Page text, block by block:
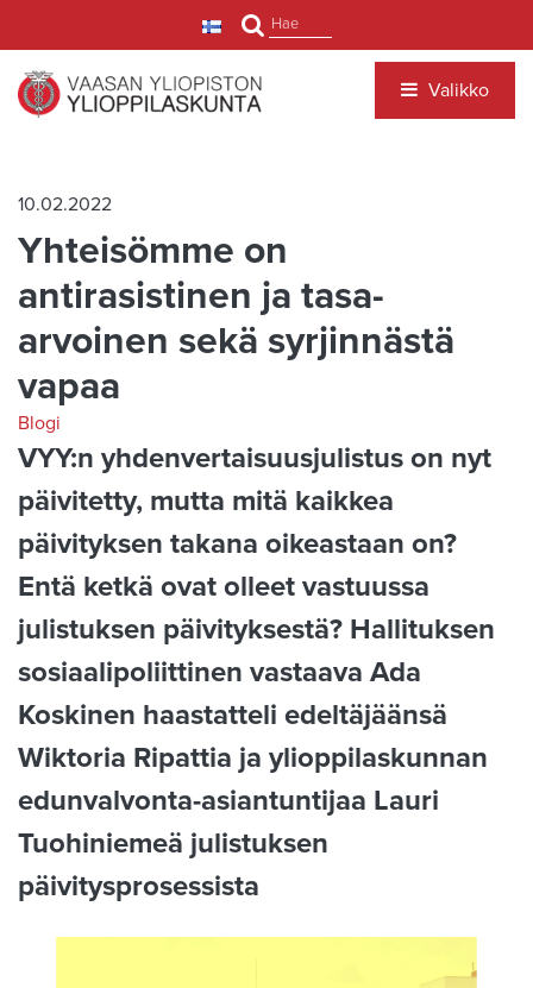
Hae
Valikko
10.02.2022
Yhteisömme on
antirasistinen ja tasa-
arvoinen sekä syrjinnästä
vapaa
Blogi
VYY:n yhdenvertaisuusjulistus on nyt
päivitetty, mutta mitä kaikkea
päivityksen takana oikeastaan on?
Entä ketkä ovat olleet vastuussa
julistuksen päivityksestä? Hallituksen
sosiaalipoliittinen vastaava Ada
Koskinen haastatteli edeltäjäänsä
Wiktoria Ripattia ja ylioppilaskunnan
edunvalvonta-asiantuntijaa Lauri
Tuohiniemeä julistuksen
päivitysprosessista